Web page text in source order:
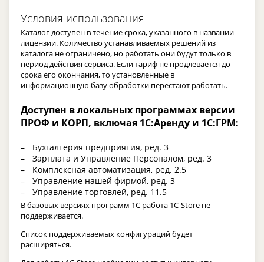
Условия использования
Каталог доступен в течение срока, указанного в названии
лицензии. Количество устанавливаемых решений из
каталога не ограничено, но работать они будут только в
период действия сервиса. Если тариф не продлевается до
срока его окончания, то установленные в
информационную базу обработки перестают работать.
Доступен в локальных программах версии
ПРОФ и КОРП, включая 1С:Аренду и 1С:ГРМ:
Бухгалтерия предприятия, ред. 3
Зарплата и Управление Персоналом, ред. 3
Комплексная автоматизация, ред. 2.5
Управление нашей фирмой, ред. 3
Управление торговлей, ред. 11.5
В базовых версиях программ 1С работа 1C-Store не
поддерживается.
Список поддерживаемых конфигураций будет
расширяться.